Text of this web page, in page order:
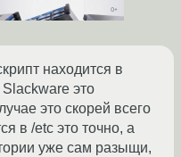
находится в
это
это скорей всего
в /etc это точно, а
уже сам разыщи,